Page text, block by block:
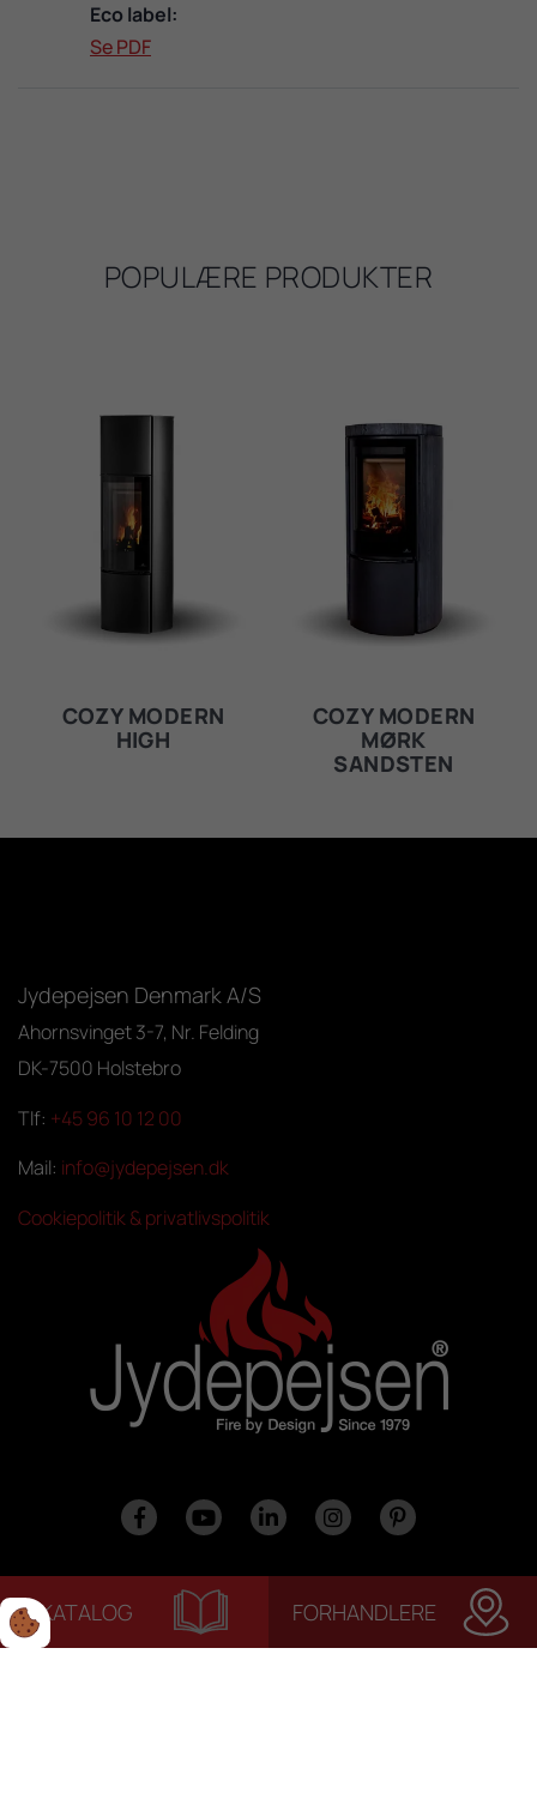
KATALOG FORHANDLERE
Eco label:
Se PDF
POPULÆRE PRODUKTER
COZY MODERN
HIGH
COZY MODERN
MØRK
SANDSTEN
Jydepejsen Denmark A/S
Ahornsvinget 3-7, Nr. Felding
DK-7500 Holstebro
Tlf: +45 96 10 12 00
Mail: info@jydepejsen.dk
Cookiepolitik & privatlivspolitik